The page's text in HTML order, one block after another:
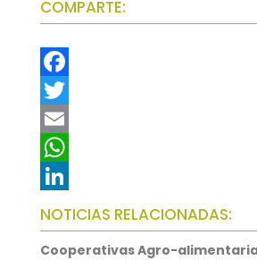
COMPARTE:
F
a
c
e
b
o
T
w
t
t
E
m
a
i
W
h
a
L
i
NOTICIAS RELACIONADAS:
Cooperativas Agro-